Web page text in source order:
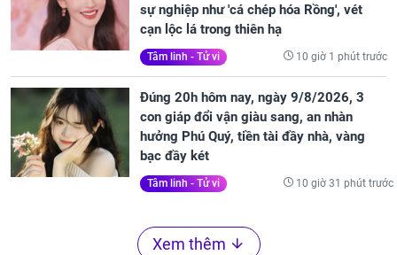
sự nghiệp như 'cá chép hóa Rồng', vét
cạn lộc lá trong thiên hạ
Tâm linh - Tử vi 10 giờ 1 phút trước
Đúng 20h hôm nay, ngày 9/8/2026, 3
con giáp đổi vận giàu sang, an nhàn
hưởng Phú Quý, tiền tài đầy nhà, vàng
bạc đầy két
Tâm linh - Tử vi 10 giờ 31 phút trước
Xem thêm